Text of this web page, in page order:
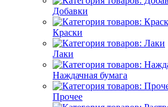
Добавки
Краски
Лаки
Наждачная бумага
Прочее